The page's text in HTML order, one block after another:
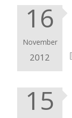
16
November
2012
15